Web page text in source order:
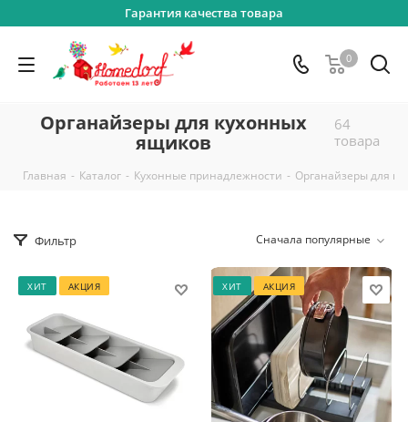
Гарантия качества товара
0
Органайзеры для кухонных
ящиков
64
товара
Главная - Каталог - Кухонные принадлежности - Органайзеры для
Фильтр Сначала популярные
ХИТ АКЦИЯ ХИТ АКЦИЯ